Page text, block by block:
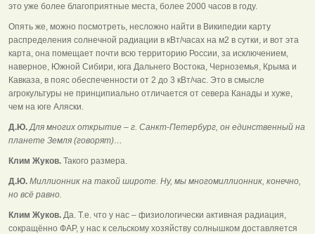
это уже более благоприятные места, более 2000 часов в году.
Опять же, можно посмотреть, несложно найти в Википедии карту
распределения солнечной радиации в кВт/часах на м2 в сутки, и вот эта
карта, она помещает почти всю территорию России, за исключением,
наверное, Южной Сибири, юга Дальнего Востока, Черноземья, Крыма и
Кавказа, в пояс обеспеченности от 2 до 3 кВт/час. Это в смысле
агрокультуры не принципиально отличается от севера Канады и хуже,
чем на юге Аляски.
Д.Ю.Для многих открытие – г. Санкт-Петербург, он единственный на
планете Земля (говорят)…
Клим Жуков. Такого размера.
Д.Ю. Миллионник на такой широте. Ну, мы многомиллионник, конечно,
но всё равно.
Клим Жуков. Да. Т.е. что у нас – физиологически активная радиация,
сокращённо ФАР, у нас к сельскому хозяйству солнышком доставляется